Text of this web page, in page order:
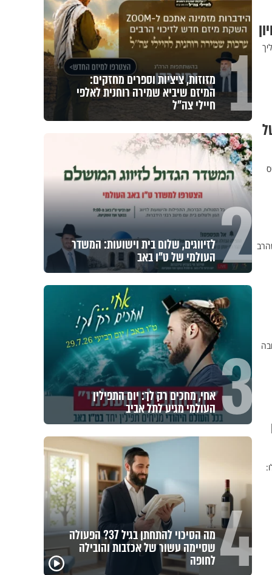
של 1 מזוזות, ציציות וספרים מחזקים:
המיזם שיביא שמירה רוחנית לאלפי
חיילי צה"ל
2 לזיווגים, שלום בית וישועות: המשדר
העולמי של ט"ו באב
3 אחי, מחכים רק לך: יום התפילין
העולמי מגיע לתל אביב
4 מה הסיכוי להתחתן בגיל 37? הפעולה
שסיימה עשור של אכזבות והובילה
לחופה
הרגעים הקשים ביותר